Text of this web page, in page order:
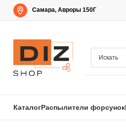
Самара, Авроры 150Г
КаталогРаспылители форсунок